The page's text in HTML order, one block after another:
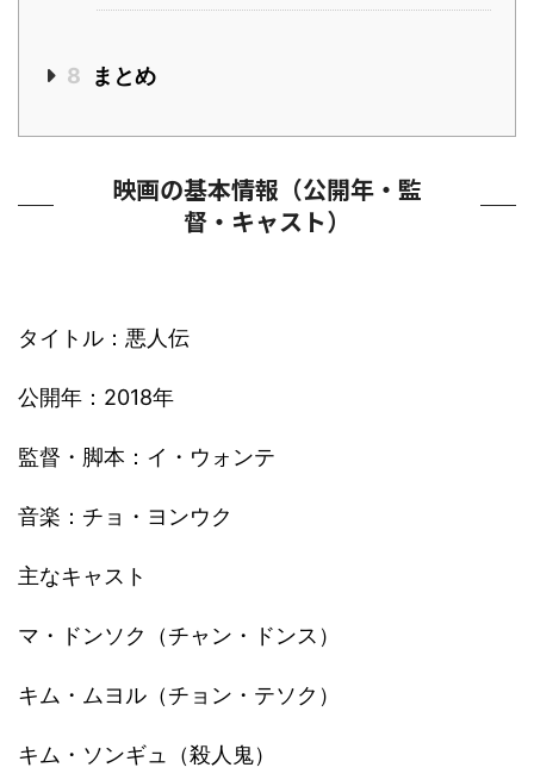
8 まとめ
映画の基本情報（公開年・監
督・キャスト）
タイトル：悪人伝
公開年：2018年
監督・脚本：イ・ウォンテ
音楽：チョ・ヨンウク
主なキャスト
マ・ドンソク（チャン・ドンス）
キム・ムヨル（チョン・テソク）
キム・ソンギュ（殺人鬼）